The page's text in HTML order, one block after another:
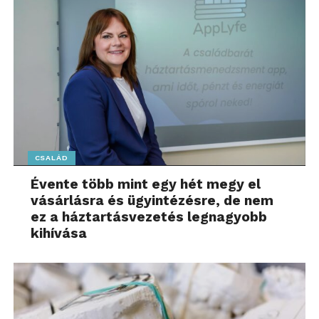
További friss híreket talál a
www.sziamaci.hu
főoldalán! Kövesse a technológiai híreket és
csatlakozzon hozzánk a
Facebookonis!
CSALÁD
Évente több mint egy hét megy el
vásárlásra és ügyintézésre, de nem
ez a háztartásvezetés legnagyobb
kihívása